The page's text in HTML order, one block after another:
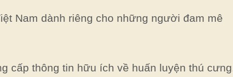
Nam dành riêng cho những người đam mê
cấp thông tin hữu ích về huấn luyện thú cưng.